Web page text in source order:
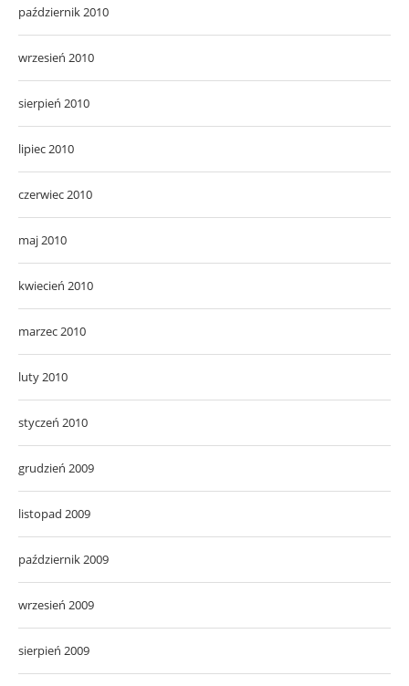
październik 2010
wrzesień 2010
sierpień 2010
lipiec 2010
czerwiec 2010
maj 2010
kwiecień 2010
marzec 2010
luty 2010
styczeń 2010
grudzień 2009
listopad 2009
październik 2009
wrzesień 2009
sierpień 2009